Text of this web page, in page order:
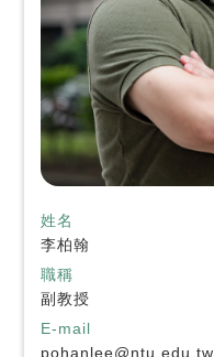
姓名
李柏翰
職稱
副教授
E-mail
pohanlee@ntu.edu.tw